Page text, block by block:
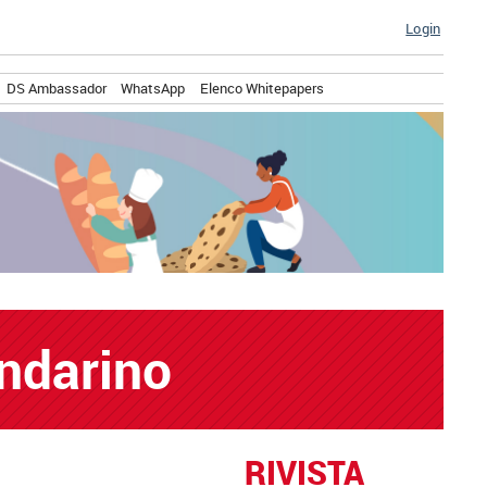
Login
DS Ambassador WhatsApp Elenco Whitepapers
RIVISTA